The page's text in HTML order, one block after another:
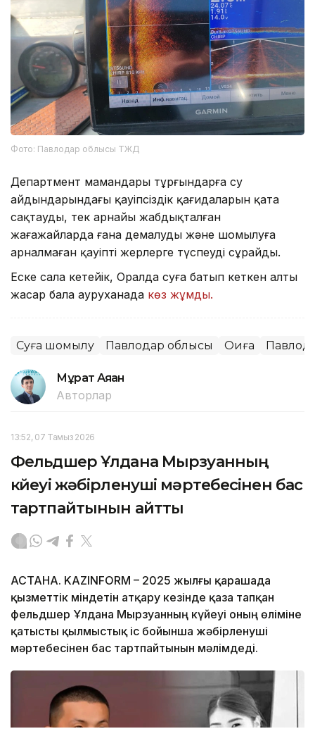
Фото: Павлодар облысы ТЖД
Департмент мамандары тұрғындарға су
айдындарындағы қауіпсіздік қағидаларын қатаң
сақтауды, тек арнайы жабдықталған
жағажайларда ғана демалуды және шомылуға
арналмаған қауіпті жерлерге түспеуді сұрайды.
Еске сала кетейік, Оралда суға батып кеткен алты
жасар бала ауруханада көз жұмды.
Суға шомылу Павлодар облысы Оқиға
Мұрат Аяған
Авторлар
13:52, 07 Тамыз 2026
Фельдшер Ұлдана Мырзуанның
күйеуі жәбірленуші мәртебесінен бас
тартпайтынын айтты
АСТАНА. KAZINFORM – 2025 жылғы қарашада
қызметтік міндетін атқару кезінде қаза тапқан
фельдшер Ұлдана Мырзуанның күйеуі оның өліміне
қатысты қылмыстық іс бойынша жәбірленуші
мәртебесінен бас тартпайтынын мәлімдеді.